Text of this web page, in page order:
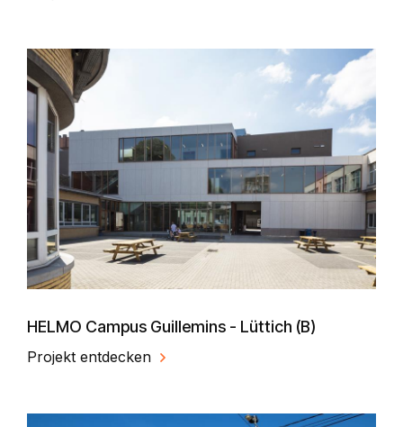
HELMO Campus Guillemins - Lüttich (B)
Projekt entdecken